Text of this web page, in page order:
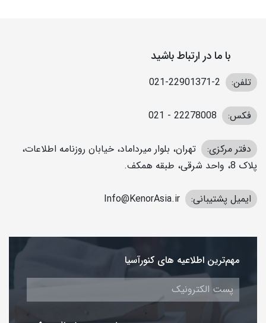
با ما در ارتباط باشید
تلفن: 2-22901371-021
فکس: 22278008 - 021
دفتر مرکزی:
تهران، بلوار میرداماد، خیابان روزنامه اطلاعات،
پلاک 8، واحد شرقی، طبقه همکف.
ایمیل پشتیبانی: Info@KenorAsia.ir
مهم‌ترین اطلاعیه های کنورآسیا